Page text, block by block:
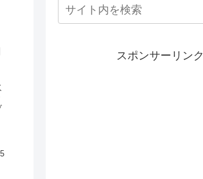
スポンサーリンク